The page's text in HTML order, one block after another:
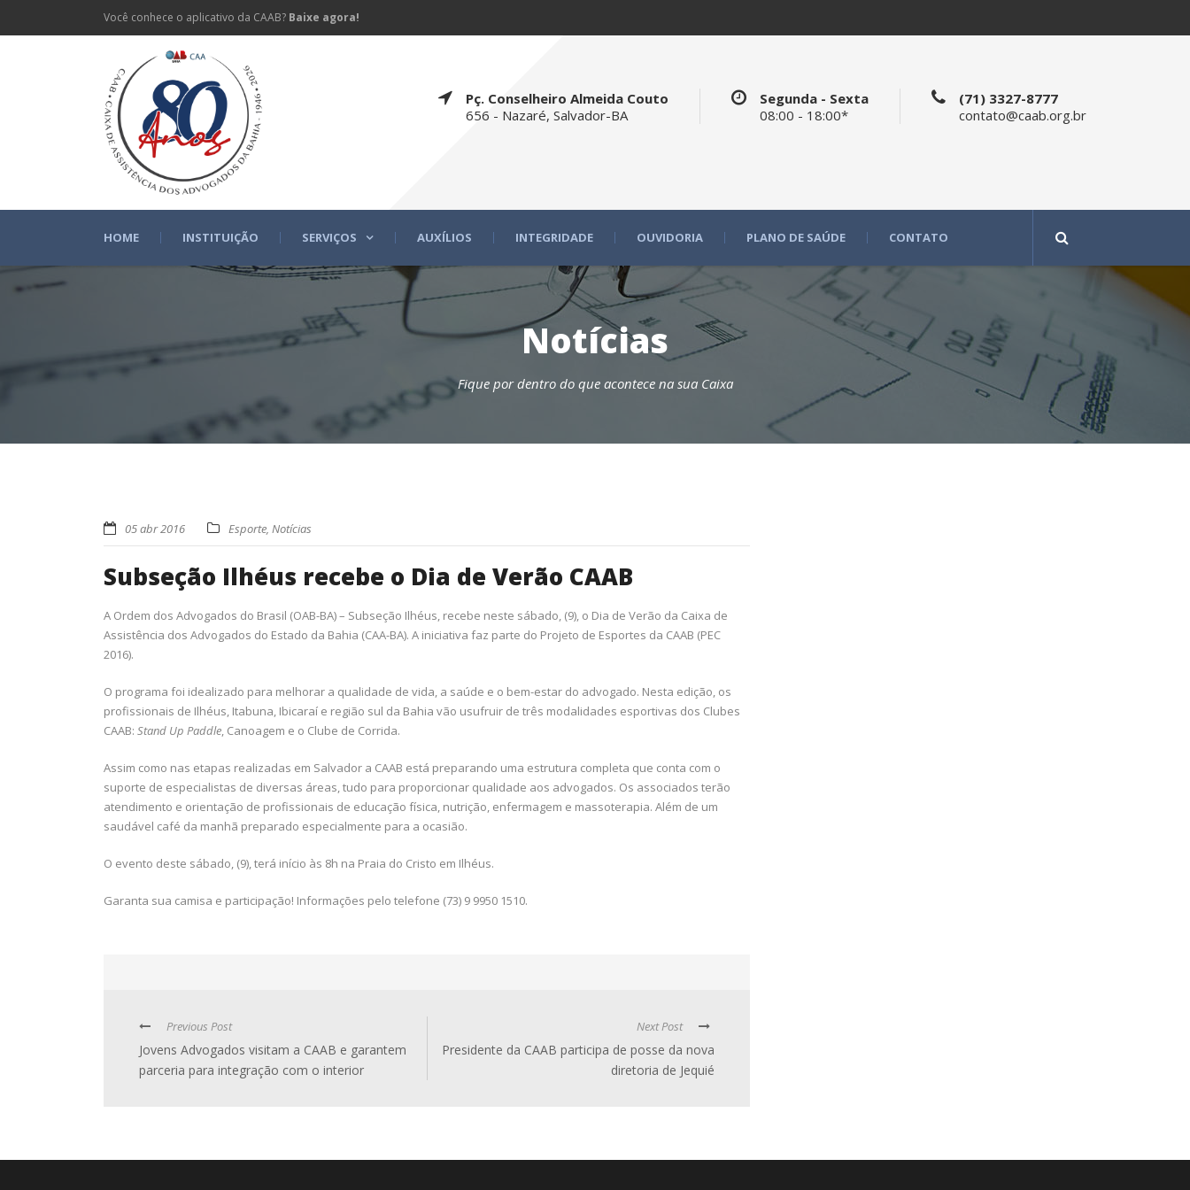
Você conhece o aplicativo da CAAB? Baixe agora!
Pç. Conselheiro Almeida Couto
656 - Nazaré, Salvador-BA
Segunda - Sexta
08:00 - 18:00*
(71) 3327-8777
contato@caab.org.br
HOME INSTITUIÇÃO SERVIÇOS AUXÍLIOS INTEGRIDADE OUVIDORIA PLANO DE SAÚDE CONTATO
Notícias
Fique por dentro do que acontece na sua Caixa
05 abr 2016 Esporte, Notícias
Subseção Ilhéus recebe o Dia de Verão CAAB
A Ordem dos Advogados do Brasil (OAB-BA) – Subseção Ilhéus, recebe neste sábado, (9), o Dia de Verão da Caixa de
Assistência dos Advogados do Estado da Bahia (CAA-BA). A iniciativa faz parte do Projeto de Esportes da CAAB (PEC
2016).
O programa foi idealizado para melhorar a qualidade de vida, a saúde e o bem-estar do advogado. Nesta edição, os
profissionais de Ilhéus, Itabuna, Ibicaraí e região sul da Bahia vão usufruir de três modalidades esportivas dos Clubes
CAAB: Stand Up Paddle, Canoagem e o Clube de Corrida.
Assim como nas etapas realizadas em Salvador a CAAB está preparando uma estrutura completa que conta com o
suporte de especialistas de diversas áreas, tudo para proporcionar qualidade aos advogados. Os associados terão
atendimento e orientação de profissionais de educação física, nutrição, enfermagem e massoterapia. Além de um
saudável café da manhã preparado especialmente para a ocasião.
O evento deste sábado, (9), terá início às 8h na Praia do Cristo em Ilhéus.
Garanta sua camisa e participação! Informações pelo telefone (73) 9 9950 1510.
Previous Post
Jovens Advogados visitam a CAAB e garantem
parceria para integração com o interior
Next Post
Presidente da CAAB participa de posse da nova
diretoria de Jequié